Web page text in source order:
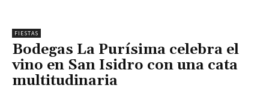
FIESTAS
Bodegas La Purísima celebra el
vino en San Isidro con una cata
multitudinaria